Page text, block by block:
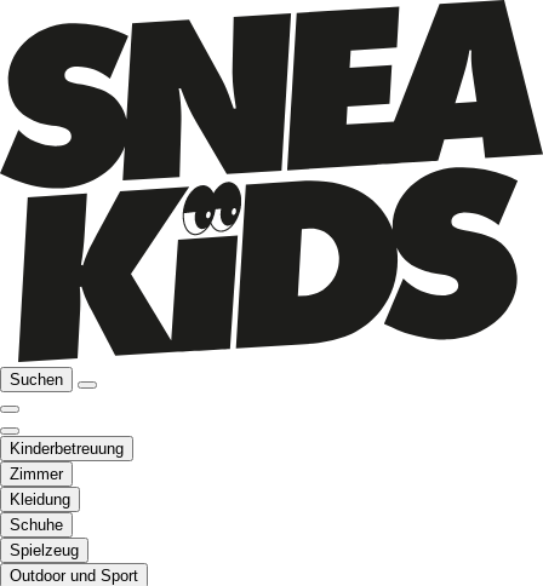
Suchen
Kinderbetreuung
Zimmer
Kleidung
Schuhe
Spielzeug
Outdoor und Sport